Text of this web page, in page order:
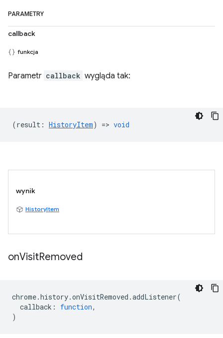
PARAMETRY
callback
funkcja
Parametr callback wygląda tak:
(result : HistoryItem) => void
wynik
HistoryItem
onVisitRemoved
chrome.history.onVisitRemoved .addListener(
callback : function,
)